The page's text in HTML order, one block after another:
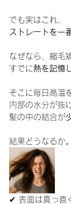
でも実はこれ、
ストレートを一
なぜなら、縮毛
すでに熱を記憶
そこに毎日高温
内部の水分が抜
髪の中の結合が
結果どうなるか。
✔ 表面は真っ直